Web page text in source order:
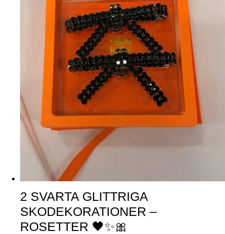
2 SVARTA GLITTRIGA
SKODEKORATIONER –
ROSETTER 🖤✨🎀